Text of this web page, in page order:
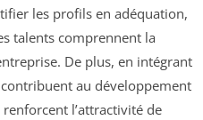
les profils en adéquation,
talents comprennent la
De plus, en intégrant
au développement
l’attractivité de